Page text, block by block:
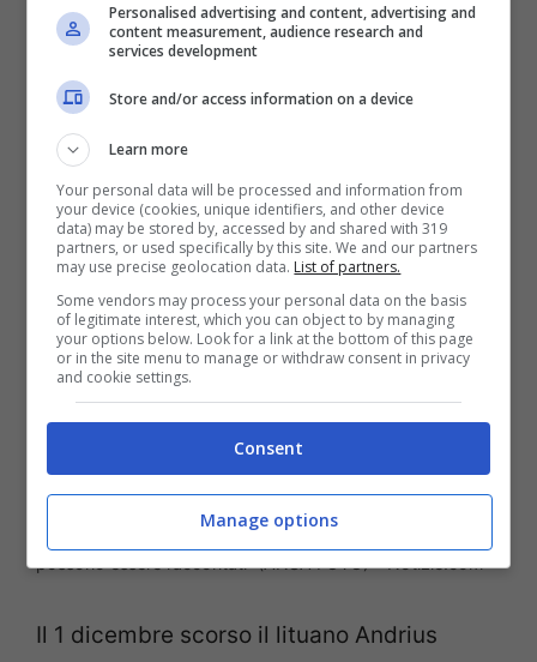
costruito a più mani, aprendo dialoghi su
diversi fronti, anche con chi non si è mai
pensato di aprire alcunché”.
Salvatore de Meo in esclusiva per Notizie.com: “La politica
estera è fatta spesso di elementi invisibili che non sempre
possono essere raccontati” (ANSA FOTO) – Notizie.com
Il 1 dicembre scorso il lituano Andrius
Personalised advertising and content, advertising and
content measurement, audience research and
services development
Store and/or access information on a device
Learn more
Your personal data will be processed and information from
your device (cookies, unique identifiers, and other device
data) may be stored by, accessed by and shared with 319
partners, or used specifically by this site. We and our partners
may use precise geolocation data. List of partners.
Some vendors may process your personal data on the basis
of legitimate interest, which you can object to by managing
your options below. Look for a link at the bottom of this page
or in the site menu to manage or withdraw consent in privacy
and cookie settings.
Consent
Manage options